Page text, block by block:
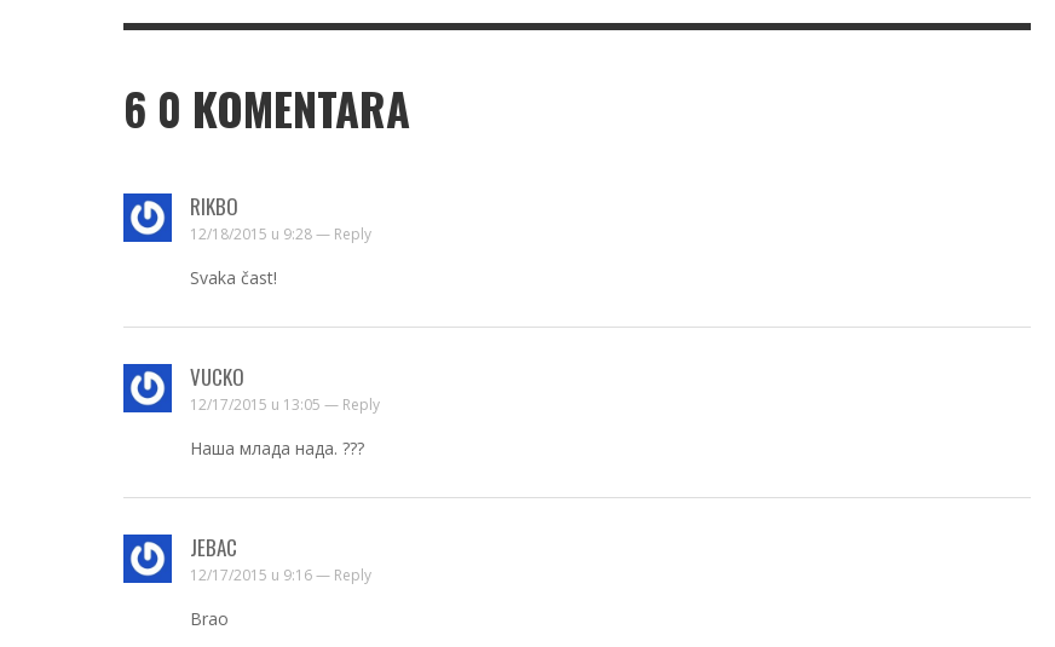
6 0 KOMENTARA
RIKBO
12/18/2015 u 9:28 — Reply
Svaka čast!
VUCKO
12/17/2015 u 13:05 — Reply
Наша млада нада. ???
JEBAC
12/17/2015 u 9:16 — Reply
Brao